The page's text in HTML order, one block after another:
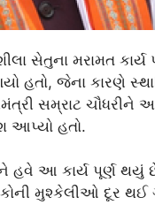
સેતુના મરામત કાર્ય
હતો, જેના કારણે
સમ્રાટ ચૌધરીને
આપ્યો હતો.
આ કાર્ય પૂર્ણ થયું
મુશ્કેલીઓ દૂર થઈ